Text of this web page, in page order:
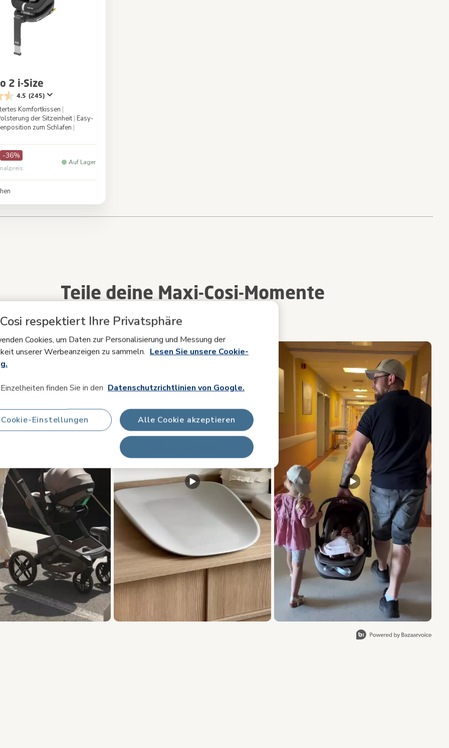
respektiert Ihre Privatsphäre
Cookies, um Daten zur Personalisierung und Messung der
unserer Werbeanzeigen zu sammeln. Lesen Sie unsere Cookie-
finden Sie in den Datenschutzrichtlinien von Google.
Alle Cookie akzeptieren
Cookie-Einstellungen
2 i-Size
4.5 (245)
Komfortkissen |
der Sitzeinheit | Easy-
zum Schlafen |
-36%
Auf Lager
currently reading page
Teile deine Maxi-Cosi-Momente
#mymaxicosi
Verwenden Sie die Schaltflächen „Zurück“ und „Weiter“ zum Navigieren.